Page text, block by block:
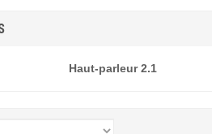
Haut-parleur 2.1